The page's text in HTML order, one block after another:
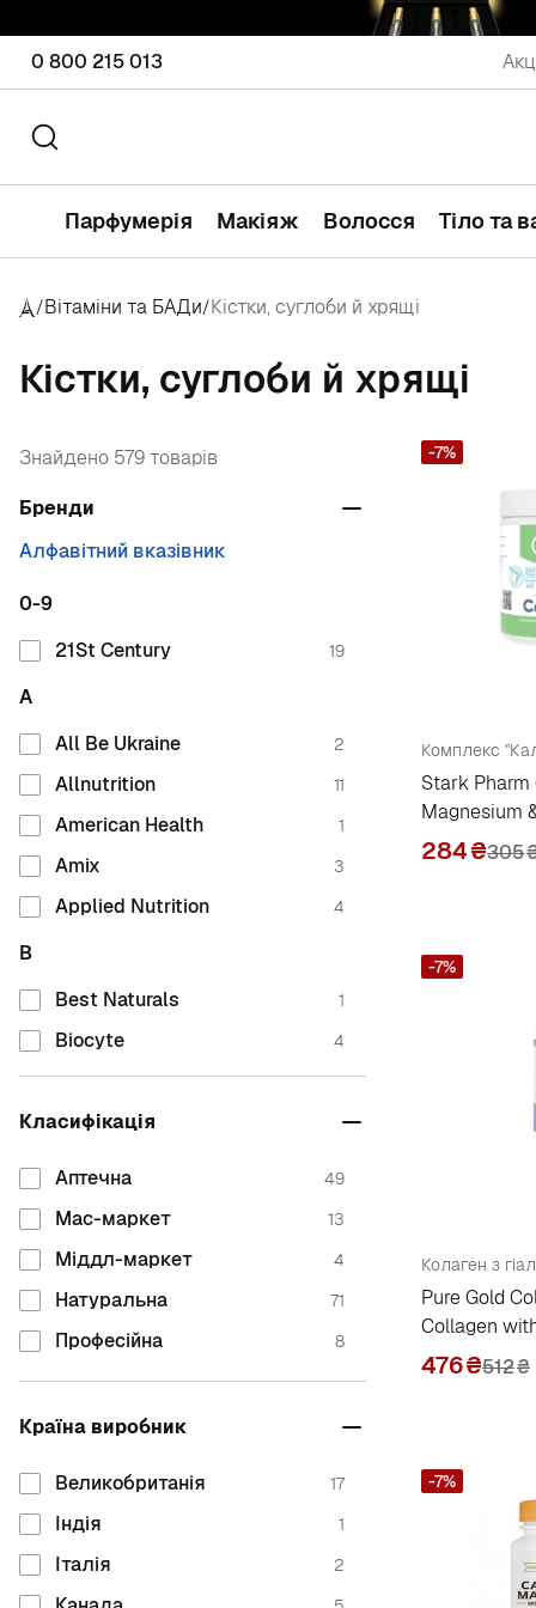
0 800 215 013
Парфумерія Макіяж Волосся Тіло та
/Вітаміни та БАДи/Кістки, суглоби й хрящі
Кістки, суглоби й хрящі
Знайдено 579 товарів
Бренди
Алфавітний вказівник
0-9
21St Century
19
A
All Be Ukraine
2
Allnutrition 11
American Health 1
Amix 3
Applied Nutrition 4
B
Best Naturals
1
Biocyte 4
Bioglan 1
Biotech 18
California Gold Nutrition
Country Life
Класифікація
Аптечна 49
Мас-маркет 13
Міддл-маркет 4
Натуральна 71
Професійна 8
Країна виробник
Великобританія 17
Індія 1
Італія 2
Stark Pharm
Magnesium
284₴305
-7%
Pure Gold
Collagen
and
476₴512₴
-7%
-7%